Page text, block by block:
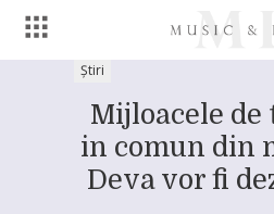
Știri
Mijloacele
in comun din
Deva vor fi